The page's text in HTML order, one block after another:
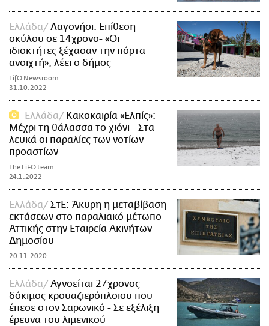
Ελλάδα
Λαγονήσι: Επίθεση
σκύλου σε 14χρονο- «Οι
ιδιοκτήτες ξέχασαν την πόρτα
ανοιχτή», λέει ο δήμος
LifO Newsroom
31.10.2022
Ελλάδα
Κακοκαιρία «Ελπίς»:
Μέχρι τη θάλασσα το χιόνι - Στα
λευκά οι παραλίες των νοτίων
προαστίων
The LiFO team
24.1.2022
Ελλάδα
ΣτΕ: Άκυρη η μεταβίβαση
εκτάσεων στο παραλιακό μέτωπο
Αττικής στην Εταιρεία Ακινήτων
Δημοσίου
20.11.2020
Ελλάδα
Αγνοείται 27χρονος
δόκιμος κρουαζιερόπλοιου που
έπεσε στον Σαρωνικό - Σε εξέλιξη
έρευνα του λιμενικού